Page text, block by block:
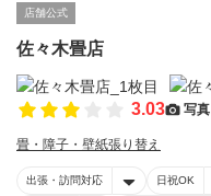
店舗公式
佐々木畳店
3.03 写真
畳・障子・壁紙張り替え
出張・訪問対応 日祝OK